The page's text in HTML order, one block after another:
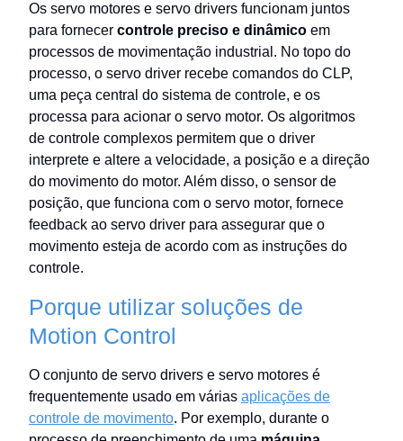
Os servo motores e servo drivers funcionam juntos
para fornecer controle preciso e dinâmico em
processos de movimentação industrial. No topo do
processo, o servo driver recebe comandos do CLP,
uma peça central do sistema de controle, e os
processa para acionar o servo motor. Os algoritmos
de controle complexos permitem que o driver
interprete e altere a velocidade, a posição e a direção
do movimento do motor. Além disso, o sensor de
posição, que funciona com o servo motor, fornece
feedback ao servo driver para assegurar que o
movimento esteja de acordo com as instruções do
controle.
Porque utilizar soluções de
Motion Control
O conjunto de servo drivers e servo motores é
frequentemente usado em várias aplicações de
controle de movimento. Por exemplo, durante o